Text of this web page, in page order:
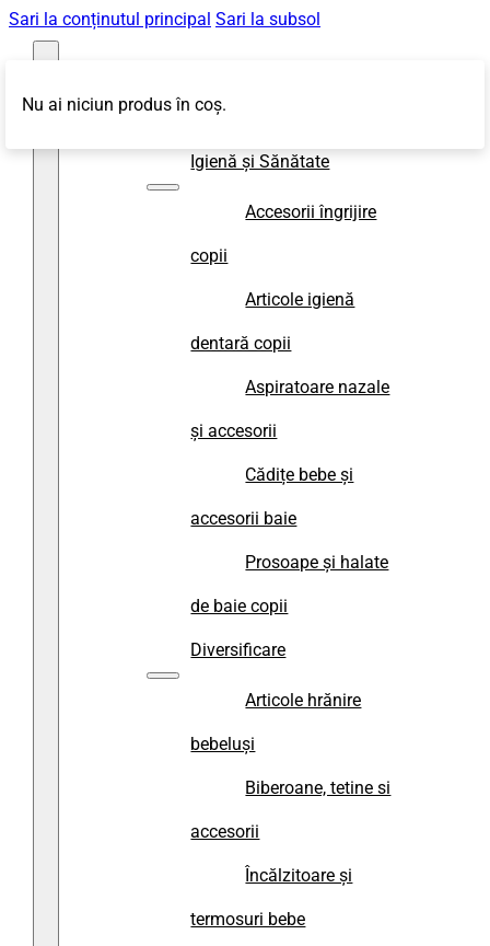
Sari la conținutul principal Sari la subsol
Igienă și Sănătate
Accesorii îngrijire
copii
Articole igienă
dentară copii
Aspiratoare nazale
și accesorii
Cădițe bebe și
accesorii baie
Prosoape și halate
de baie copii
Diversificare
Articole hrănire
bebeluși
Biberoane, tetine si
accesorii
Încălzitoare și
termosuri bebe
Nu ai niciun produs în coș.